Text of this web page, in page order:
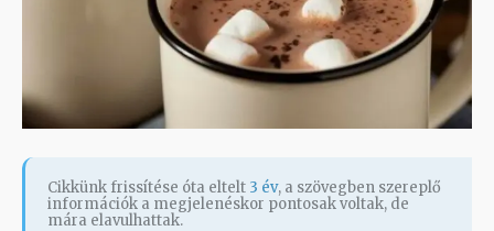
Cikkünk frissítése óta eltelt 3 év, a szövegben szereplő
információk a megjelenéskor pontosak voltak, de
mára elavulhattak.